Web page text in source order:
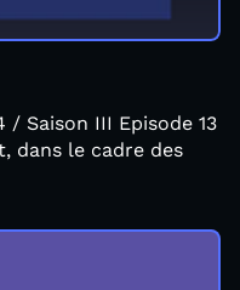
Saison III Episode 13
dans le cadre des